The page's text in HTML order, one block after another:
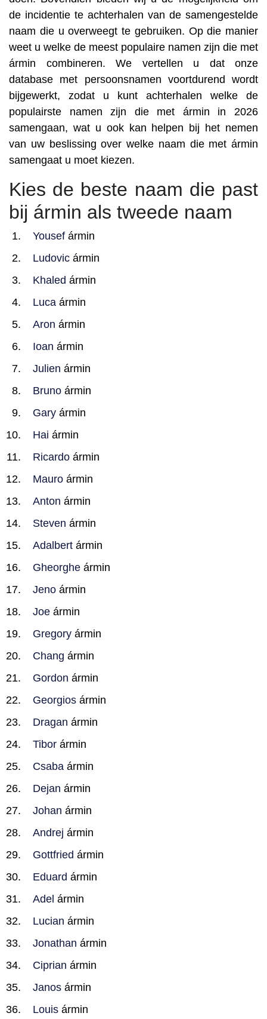
de incidentie te achterhalen van de samengestelde
naam die u overweegt te gebruiken. Op die manier
weet u welke de meest populaire namen zijn die met
ármin combineren. We vertellen u dat onze
database met persoonsnamen voortdurend wordt
bijgewerkt, zodat u kunt achterhalen welke de
populairste namen zijn die met ármin in 2026
samengaan, wat u ook kan helpen bij het nemen
van uw beslissing over welke naam die met ármin
samengaat u moet kiezen.
Kies de beste naam die past
bij ármin als tweede naam
Yousef ármin
Ludovic ármin
Khaled ármin
Luca ármin
Aron ármin
Ioan ármin
Julien ármin
Bruno ármin
Gary ármin
Hai ármin
Ricardo ármin
Mauro ármin
Anton ármin
Steven ármin
Adalbert ármin
Gheorghe ármin
Jeno ármin
Joe ármin
Gregory ármin
Chang ármin
Gordon ármin
Georgios ármin
Dragan ármin
Tibor ármin
Csaba ármin
Dejan ármin
Johan ármin
Andrej ármin
Gottfried ármin
Eduard ármin
Adel ármin
Lucian ármin
Jonathan ármin
Ciprian ármin
Janos ármin
Louis ármin